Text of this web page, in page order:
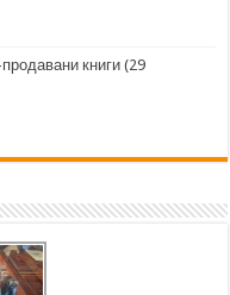
книги (29